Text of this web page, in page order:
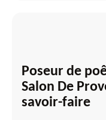
Poseur de
Salon De
savoir-faire